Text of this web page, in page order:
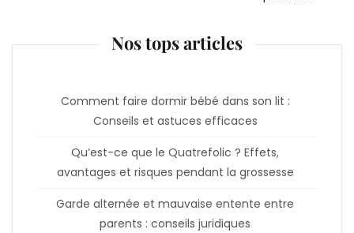
Nos tops articles
Comment faire dormir bébé dans son lit :
Conseils et astuces efficaces
Qu’est-ce que le Quatrefolic ? Effets,
avantages et risques pendant la grossesse
Garde alternée et mauvaise entente entre
parents : conseils juridiques